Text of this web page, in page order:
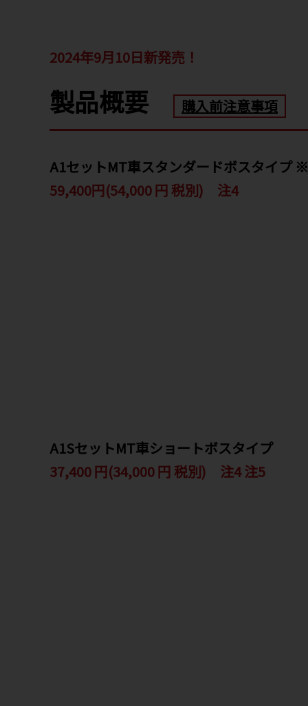
2024年9月10日新発売！
製品概要 購入前注意事項
A1セットMT車スタンダードボスタイプ
59,400円(54,000 円 税別) 注4
A1SセットMT車ショートボスタイプ
37,400 円(34,000 円 税別) 注4 注5